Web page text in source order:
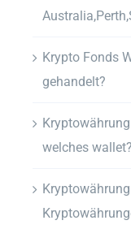
Krypto Fonds
gehandelt?
welches wallet?